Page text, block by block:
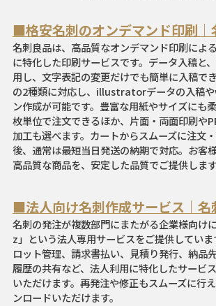
■格安名刺のオンデマンド印刷｜
名刺良品は、高品質なオンデマンド印刷によ
に特化した印刷サービスです。データ入稿と
用し、文字表記の変更だけでも簡単に入稿で
の2種類に対応し、illustratorデータの入稿
ン作成が可能です。豊富な用紙やサイズにも
枚単位で注文できるほか、片面・両面印刷や
加工も選べます。カートからスムーズに注文
後、通常は最短当日発送の納期で対応。お客
高品質な商品を、安定した品質でご提供します
■法人向け名刺作成サービス｜
名刺の発注が複数部門にまたがる企業様向け
z」という法人専用サービスをご提供してい
ロット管理、請求書払い、見積り発行、納品
履歴の共有など、法人利用に特化したサービ
いただけます。再発注や修正もスムーズに行
ンロードいただけます。